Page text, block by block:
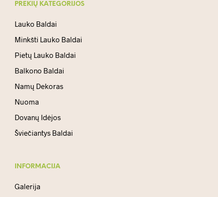
PREKIŲ KATEGORIJOS
Lauko Baldai
Minkšti Lauko Baldai
Pietų Lauko Baldai
Balkono Baldai
Namų Dekoras
Nuoma
Dovanų Idėjos
Šviečiantys Baldai
INFORMACIJA
Galerija